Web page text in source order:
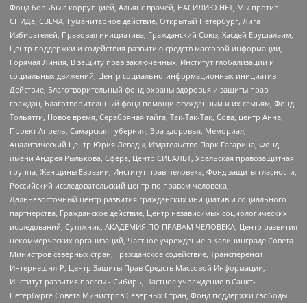
Фонд борьбы с коррупцией, Альянс врачей, НАСИЛИЮ.НЕТ, Мы против
СПИДа, СВЕЧА, Гуманитарное действие, Открытый Петербург, Лига
Избирателей, Правовая инициатива, Гражданский Союз, Хасдей Ерушалаим,
Центр поддержки и содействия развитию средств массовой информации,
Горячая Линия, В защиту прав заключенных, Институт глобализации и
социальных движений, Центр социально-информационных инициатив
Действие, Благотворительный фонд охраны здоровья и защиты прав
граждан, Благотворительный фонд помощи осужденным и их семьям, Фонд
Тольятти, Новое время, Серебряная тайга, Так-Так-Так, Сова, центр Анна,
Проект Апрель, Самарская губерния, Эра здоровья, Мемориал,
Аналитический Центр Юрия Левады, Издательство Парк Гагарина, Фонд
имени Андрея Рылькова, Сфера, Центр СИБАЛЬТ, Уральская правозащитная
группа, Женщины Евразии, Институт прав человека, Фонд защиты гласности,
Российский исследовательский центр по правам человека,
Дальневосточный центр развития гражданских инициатив и социального
партнерства, Гражданское действие, Центр независимых социологических
исследований, Сутяжник, АКАДЕМИЯ ПО ПРАВАМ ЧЕЛОВЕКА, Центр развития
некоммерческих организаций, Частное учреждение в Калининграде Совета
Министров северных стран, Гражданское содействие, Трансперенси
Интернешнл-Р, Центр Защиты Прав Средств Массовой Информации,
Институт развития прессы - Сибирь, Частное учреждение в Санкт-
Петербурге Совета Министров Северных Стран, Фонд поддержки свободы